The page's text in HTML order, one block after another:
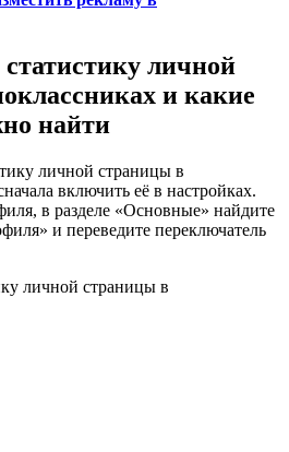
личной
и какие
найти
личной страницы в
включить её в настройках.
в разделе «Основные» найдите
и переведите переключатель